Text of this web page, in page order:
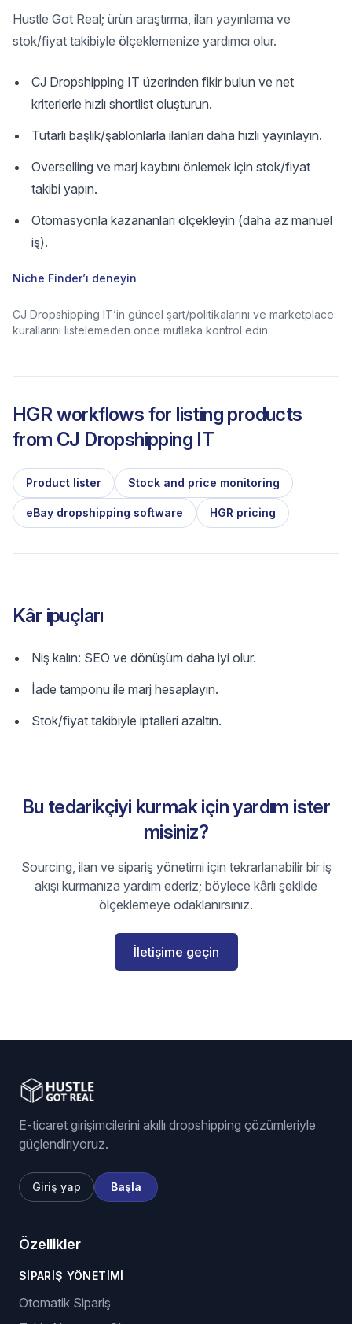
Hustle Got Real; ürün araştırma, ilan yayınlama ve
stok/fiyat takibiyle ölçeklemenize yardımcı olur.
CJ Dropshipping IT üzerinden fikir bulun ve net
kriterlerle hızlı shortlist oluşturun.
Tutarlı başlık/şablonlarla ilanları daha hızlı yayınlayın.
Overselling ve marj kaybını önlemek için stok/fiyat
takibi yapın.
Otomasyonla kazananları ölçekleyin (daha az manuel
iş).
Niche Finder’ı deneyin
CJ Dropshipping IT’in güncel şart/politikalarını ve marketplace
kurallarını listelemeden önce mutlaka kontrol edin.
HGR workflows for listing products
from CJ Dropshipping IT
Product lister Stock and price monitoring
eBay dropshipping software HGR pricing
Kâr ipuçları
Niş kalın: SEO ve dönüşüm daha iyi olur.
İade tamponu ile marj hesaplayın.
Stok/fiyat takibiyle iptalleri azaltın.
Bu tedarikçiyi kurmak için yardım ister
misiniz?
Sourcing, ilan ve sipariş yönetimi için tekrarlanabilir bir iş
akışı kurmanıza yardım ederiz; böylece kârlı şekilde
ölçeklemeye odaklanırsınız.
İletişime geçin
E-ticaret girişimcilerini akıllı dropshipping çözümleriyle
güçlendiriyoruz.
Giriş yap Başla
Özellikler
SIPARIŞ YÖNETIMI
Otomatik Sipariş